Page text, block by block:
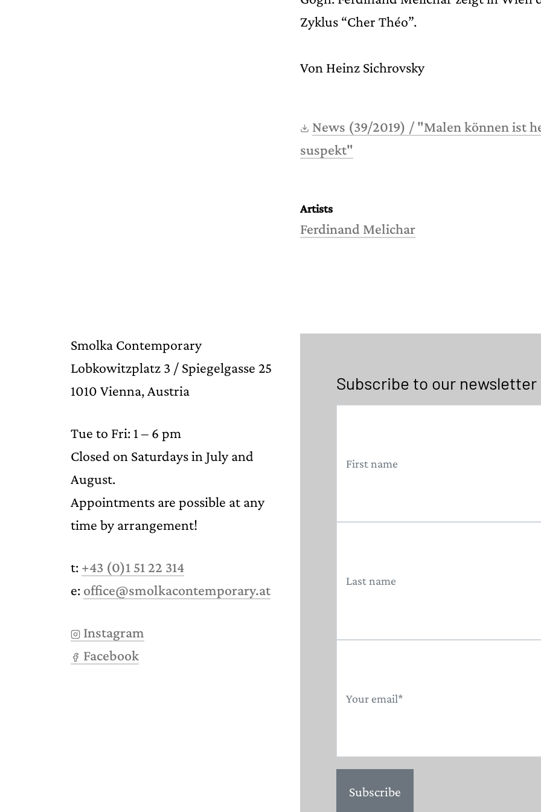
Zyklus “Cher Théo”.
Von Heinz Sichrovsky
News (39/2019) / "Malen können ist
suspekt"
Artists
Ferdinand Melichar
Smolka Contemporary
Lobkowitzplatz 3 / Spiegelgasse 25
1010 Vienna, Austria
Tue to Fri: 1 – 6 pm
Closed on Saturdays in July and
August.
Appointments are possible at any
time by arrangement!
t: +43 (0)1 51 22 314
e: office@smolkacontemporary.at
Instagram
Facebook
Subscribe to our newsletter